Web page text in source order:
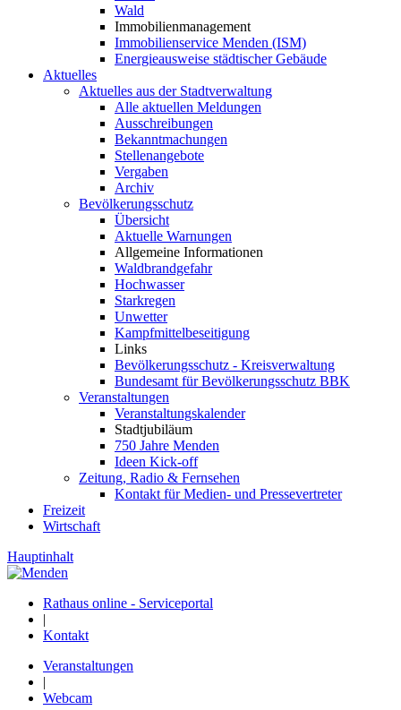
Wald
Immobilienmanagement
Immobilienservice Menden (ISM)
Energieausweise städtischer Gebäude
Aktuelles
Aktuelles aus der Stadtverwaltung
Alle aktuellen Meldungen
Ausschreibungen
Bekanntmachungen
Stellenangebote
Vergaben
Archiv
Bevölkerungsschutz
Übersicht
Aktuelle Warnungen
Allgemeine Informationen
Waldbrandgefahr
Hochwasser
Starkregen
Unwetter
Kampfmittelbeseitigung
Links
Bevölkerungsschutz - Kreisverwaltung
Bundesamt für Bevölkerungsschutz BBK
Veranstaltungen
Veranstaltungskalender
Stadtjubiläum
750 Jahre Menden
Ideen Kick-off
Zeitung, Radio & Fernsehen
Kontakt für Medien- und Pressevertreter
Freizeit
Wirtschaft
Hauptinhalt
Rathaus online - Serviceportal
|
Kontakt
Veranstaltungen
|
Webcam